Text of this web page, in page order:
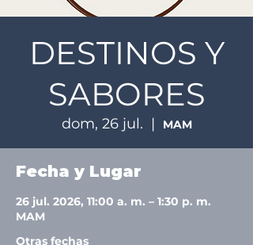
DESTINOS Y
SABORES
dom, 26 jul.
  |
MAM
Fecha y Lugar
26 jul. 2026, 11:00 a. m. – 1:30 p. m.
MAM
Otras fechas